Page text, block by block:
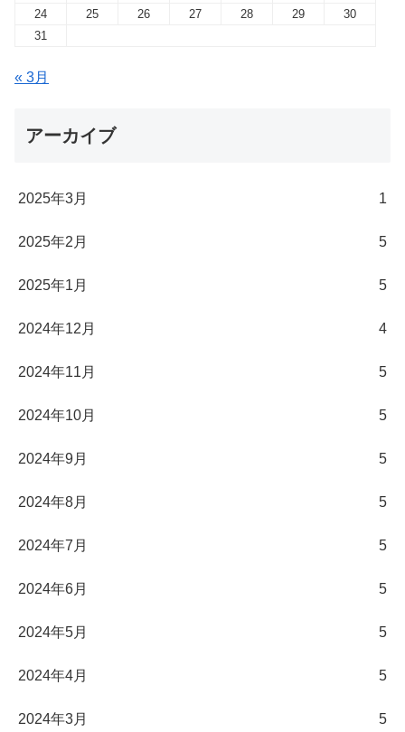
24
25 26 27 28 29
30
31
« 3月
アーカイブ
2025年3月 1
2025年2月 5
2025年1月 5
2024年12月 4
2024年11月 5
2024年10月 5
2024年9月 5
2024年8月 5
2024年7月 5
2024年6月 5
2024年5月 5
2024年4月 5
2024年3月 5